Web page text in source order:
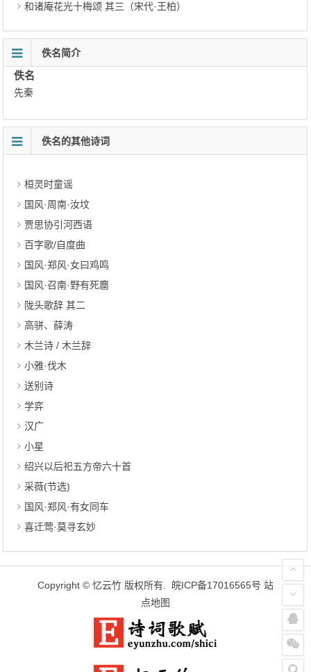
和诸庵花光十梅颂 其三（宋代·王柏）
佚名简介
佚名
先秦
佚名的其他诗词
桓灵时童谣
国风·周南·汝坟
贾思协引河西语
百字歌/自度曲
国风·郑风·女曰鸡鸣
国风·召南·野有死麕
陇头歌辞 其二
高骈、薛涛
木兰诗 / 木兰辞
小雅·伐木
送别诗
学弈
汉广
小星
绍兴以后祀五方帝六十首
采薇(节选)
国风·郑风·有女同车
喜迁莺·莫寻玄妙
Copyright © 忆云竹 版权所有. 皖ICP备17016565号 站
点地图